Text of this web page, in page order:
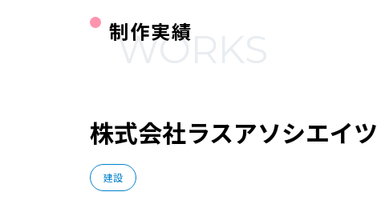
制作実績
WORKS
株式会社ラスアソシエイツ
建設